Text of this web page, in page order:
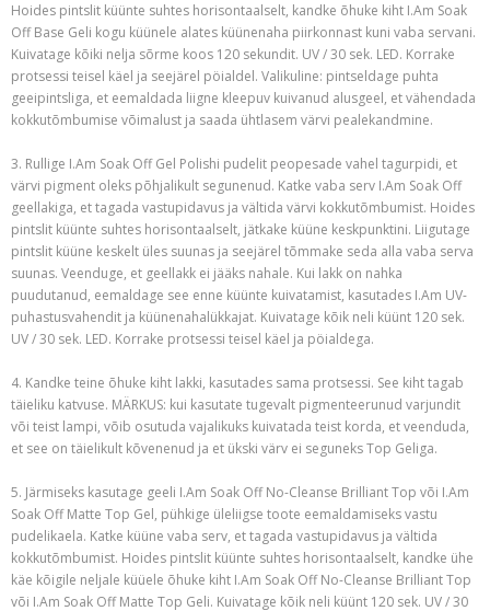
Hoides pintslit küünte suhtes horisontaalselt, kandke õhuke kiht I.Am Soak
Off Base Geli kogu küünele alates küünenaha piirkonnast kuni vaba servani.
Kuivatage kõiki nelja sõrme koos 120 sekundit. UV / 30 sek. LED. Korrake
protsessi teisel käel ja seejärel pöialdel. Valikuline: pintseldage puhta
geeipintsliga, et eemaldada liigne kleepuv kuivanud alusgeel, et vähendada
kokkutõmbumise võimalust ja saada ühtlasem värvi pealekandmine.
3. Rullige I.Am Soak Off Gel Polishi pudelit peopesade vahel tagurpidi, et
värvi pigment oleks põhjalikult segunenud. Katke vaba serv I.Am Soak Off
geellakiga, et tagada vastupidavus ja vältida värvi kokkutõmbumist. Hoides
pintslit küünte suhtes horisontaalselt, jätkake küüne keskpunktini. Liigutage
pintslit küüne keskelt üles suunas ja seejärel tõmmake seda alla vaba serva
suunas. Veenduge, et geellakk ei jääks nahale. Kui lakk on nahka
puudutanud, eemaldage see enne küünte kuivatamist, kasutades I.Am UV-
puhastusvahendit ja küünenahalükkajat. Kuivatage kõik neli küünt 120 sek.
UV / 30 sek. LED. Korrake protsessi teisel käel ja pöialdega.
4. Kandke teine õhuke kiht lakki, kasutades sama protsessi. See kiht tagab
täieliku katvuse. MÄRKUS: kui kasutate tugevalt pigmenteerunud varjundit
või teist lampi, võib osutuda vajalikuks kuivatada teist korda, et veenduda,
et see on täielikult kõvenenud ja et ükski värv ei seguneks Top Geliga.
5. Järmiseks kasutage geeli I.Am Soak Off No-Cleanse Brilliant Top või I.Am
Soak Off Matte Top Gel, pühkige üleliigse toote eemaldamiseks vastu
pudelikaela. Katke küüne vaba serv, et tagada vastupidavus ja vältida
kokkutõmbumist. Hoides pintslit küünte suhtes horisontaalselt, kandke ühe
käe kõigile neljale küüele õhuke kiht I.Am Soak Off No-Cleanse Brilliant Top
või I.Am Soak Off Matte Top Geli. Kuivatage kõik neli küünt 120 sek. UV / 30